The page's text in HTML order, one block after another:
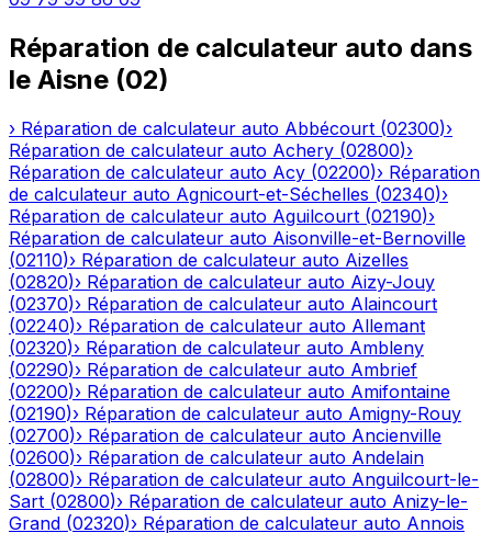
Réparation de calculateur auto dans
le Aisne (02)
› Réparation de calculateur auto Abbécourt (02300)›
Réparation de calculateur auto Achery (02800)›
Réparation de calculateur auto Acy (02200)› Réparation
de calculateur auto Agnicourt-et-Séchelles (02340)›
Réparation de calculateur auto Aguilcourt (02190)›
Réparation de calculateur auto Aisonville-et-Bernoville
(02110)› Réparation de calculateur auto Aizelles
(02820)› Réparation de calculateur auto Aizy-Jouy
(02370)› Réparation de calculateur auto Alaincourt
(02240)› Réparation de calculateur auto Allemant
(02320)› Réparation de calculateur auto Ambleny
(02290)› Réparation de calculateur auto Ambrief
(02200)› Réparation de calculateur auto Amifontaine
(02190)› Réparation de calculateur auto Amigny-Rouy
(02700)› Réparation de calculateur auto Ancienville
(02600)› Réparation de calculateur auto Andelain
(02800)› Réparation de calculateur auto Anguilcourt-le-
Sart (02800)› Réparation de calculateur auto Anizy-le-
Grand (02320)› Réparation de calculateur auto Annois